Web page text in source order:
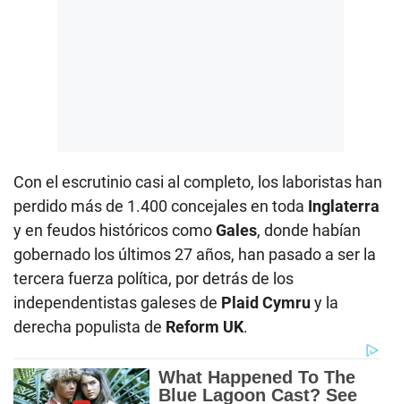
Con el escrutinio casi al completo, los laboristas han
perdido más de 1.400 concejales en toda Inglaterra
y en feudos históricos comoGales, donde habían
gobernado los últimos 27 años, han pasado a ser la
tercera fuerza política, por detrás de los
independentistas galeses de Plaid Cymruy la
derecha populista de Reform UK.